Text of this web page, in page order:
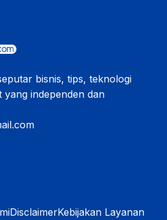
bisnis, tips, teknologi
yang independen dan
DisclaimerKebijakan Layanan